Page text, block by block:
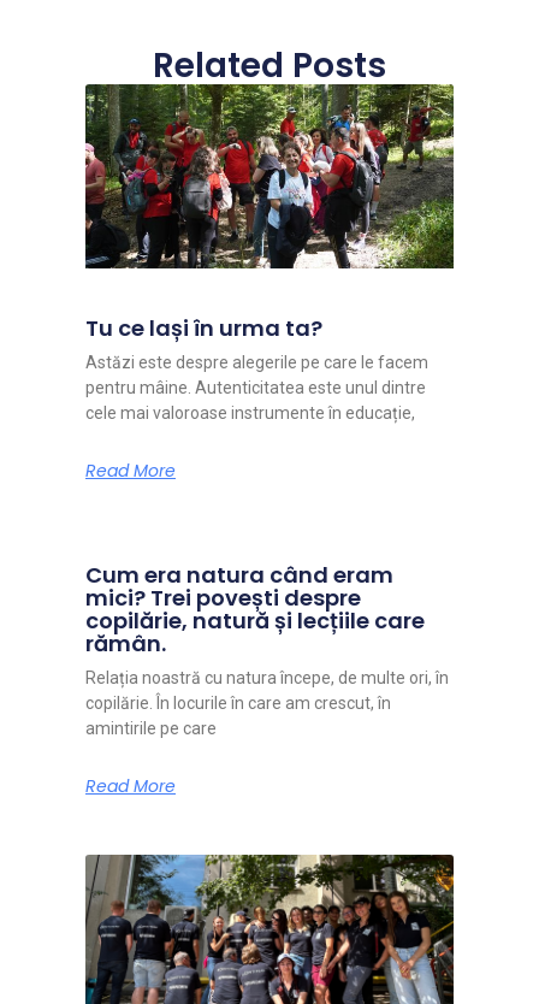
Related Posts
Tu ce lași în urma ta?
Astăzi este despre alegerile pe care le facem
pentru mâine. Autenticitatea este unul dintre
cele mai valoroase instrumente în educație,
Read More
Cum era natura când eram
mici? Trei povești despre
copilărie, natură și lecțiile care
rămân.
Relația noastră cu natura începe, de multe ori, în
copilărie. În locurile în care am crescut, în
amintirile pe care
Read More